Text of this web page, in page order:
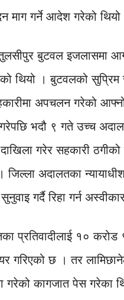
गर्ने आदेश गरेको थियो
बुटवल इजलासमा
थियो । बुटवलको सुप्रिम
अपचलन गरेको
भदौ ९ गते उच्च
गरेर सहकारी ठगीको
जिल्ला अदालतका
गर्दै रिहा गर्न
प्रतिवादीलाई १०
गरिएको छ । तर
गरेको कागजात पेस गरेका